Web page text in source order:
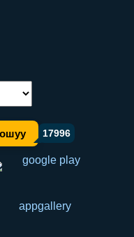
17996